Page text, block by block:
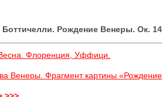
Боттичелли. Рождение Венеры. Ок.
Флоренция, Уффици.
Венеры. Фрагмент картины